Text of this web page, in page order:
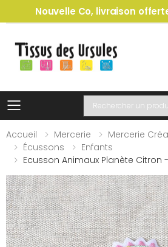
Nouvelle Co, livraison
Toggle mobile
Recherche
Accueil
Mercerie
Mercerie
Écussons
Enfants
Ecusson Animaux Planète Citron